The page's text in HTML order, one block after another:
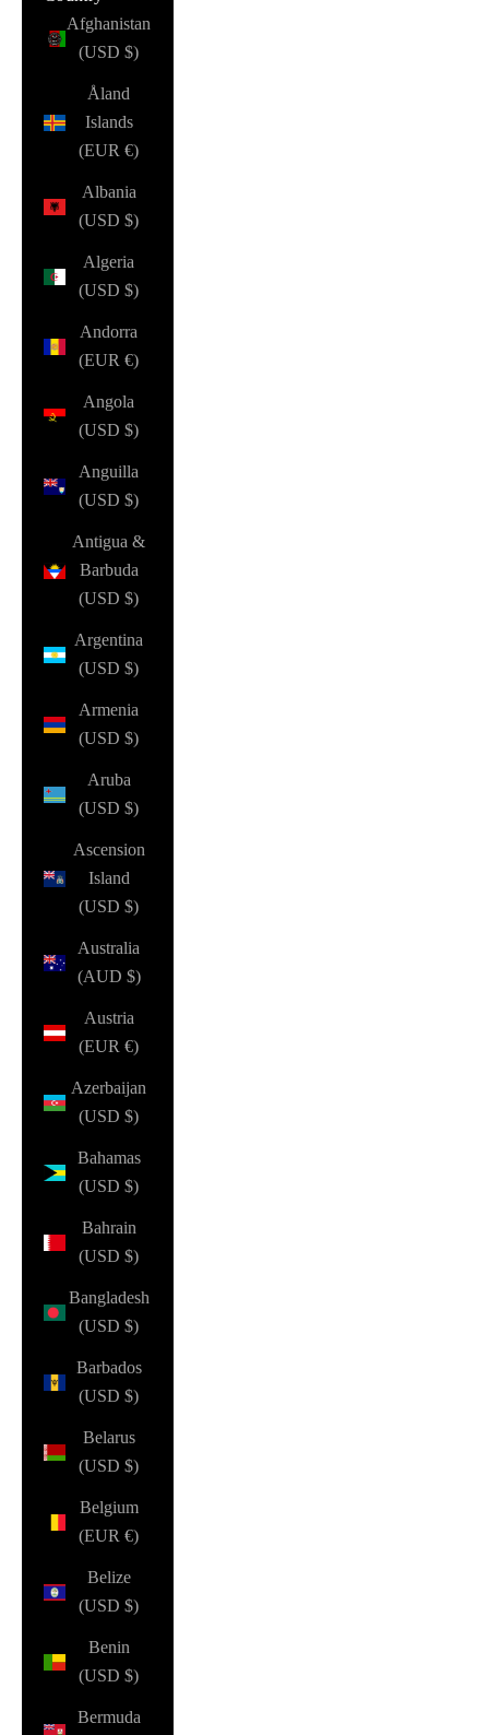
Afghanistan
(USD $)
Åland
Islands
(EUR €)
Albania
(USD $)
Algeria
(USD $)
Andorra
(EUR €)
Angola
(USD $)
Anguilla
(USD $)
Antigua &
Barbuda
(USD $)
Argentina
(USD $)
Armenia
(USD $)
Aruba
(USD $)
Ascension
Island
(USD $)
Australia
(AUD $)
Austria
(EUR €)
Azerbaijan
(USD $)
Bahamas
(USD $)
Bahrain
(USD $)
Bangladesh
(USD $)
Barbados
(USD $)
Belarus
(USD $)
Belgium
(EUR €)
Belize
(USD $)
Benin
(USD $)
Bermuda